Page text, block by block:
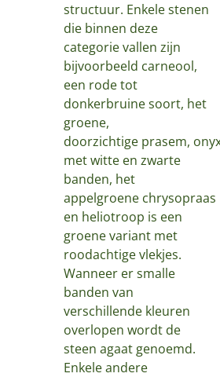
structuur. Enkele stenen
die binnen deze
categorie vallen zijn
bijvoorbeeld carneool,
een rode tot
donkerbruine soort, het
groene,
doorzichtige prasem,
met witte en zwarte
banden, het
appelgroene chrysopraas
en heliotroop is een
groene variant met
roodachtige vlekjes.
Wanneer er smalle
banden van
verschillende kleuren
overlopen wordt de
steen agaat genoemd.
Enkele andere